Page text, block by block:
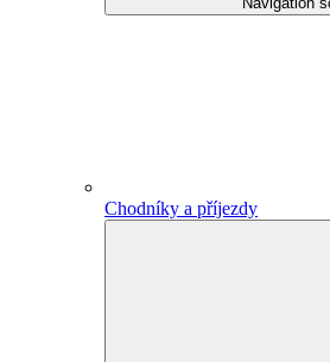
Chodníky a příjezdy